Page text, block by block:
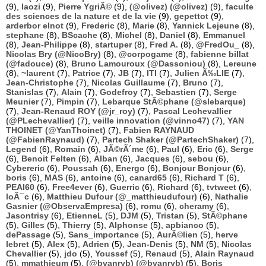
(9), laozi (9), Pierre YgriÃ© (9), (@olivez) (@olivez) (9), faculte
des sciences de la nature et de la vie (9), gepettot (9),
arderbor elnot (9), Frederic (8), Marie (8), Yannick Lejeune (8),
stephane (8), BScache (8), Michel (8), Daniel (8), Emmanuel
(8), Jean-Philippe (8), startuper(8), Fred A. (8), @FredOu_
(8),
Nicolas Bry (@NicoBry) (8), @corpogame (8), fabienne billat
(@fadouce) (8), Bruno Lamouroux (@Dassoniou) (8), Lereune
(8), ~laurent (7), Patrice (7), JB (7), ITI (7), Julien Ã‰LIE (7),
Jean-Christophe (7), Nicolas Guillaume (7), Bruno (7),
Stanislas (7), Alain (7), Godefroy (7), Sebastien (7), Serge
Meunier(7), Pimpin (7), Lebarque StÃ©phane (@slebarque)
(7), Jean-Renaud ROY (@jr_roy) (7), Pascal Lechevallier
(@PLechevallier) (7), veille innovation (@vinno47) (7), YAN
THOINET (@YanThoinet) (7), Fabien RAYNAUD
(@FabienRaynaud) (7), Partech Shaker (@PartechShaker) (7),
Legend (6), Romain (6), JÃ©rÃ´me (6), Paul (6), Eric (6), Serge
(6), Benoit Felten (6), Alban (6), Jacques (6), sebou (6),
Cybereric (6), Poussah (6), Energo (6), Bonjour Bonjour(6),
boris (6), MAS (6), antoine (6), canard65 (6), Richard T (6),
PEAI60 (6), Free4ever(6), Guerric (6), Richard (6), tvtweet (6),
loÃ¯c (6), Matthieu Dufour (@_matthieudufour) (6), Nathalie
Gasnier (@ObservaEmpresa) (6), romu (6), cheramy (6),
Jasontrisy (6), EtienneL (5), DJM (5), Tristan (5), StÃ©phane
(5), Gilles (5), Thierry (5), Alphonse (5), apbianco (5),
dePassage (5), Sans_importance (5), AurÃ©lien (5), herve
lebret (5), Alex (5), Adrien (5), Jean-Denis (5), NM (5), Nicolas
Chevallier(5), jdo (5), Youssef (5), Renaud (5), Alain Raynaud
(5), mmathieum (5), (@bvanryb) (@bvanryb) (5), Boris